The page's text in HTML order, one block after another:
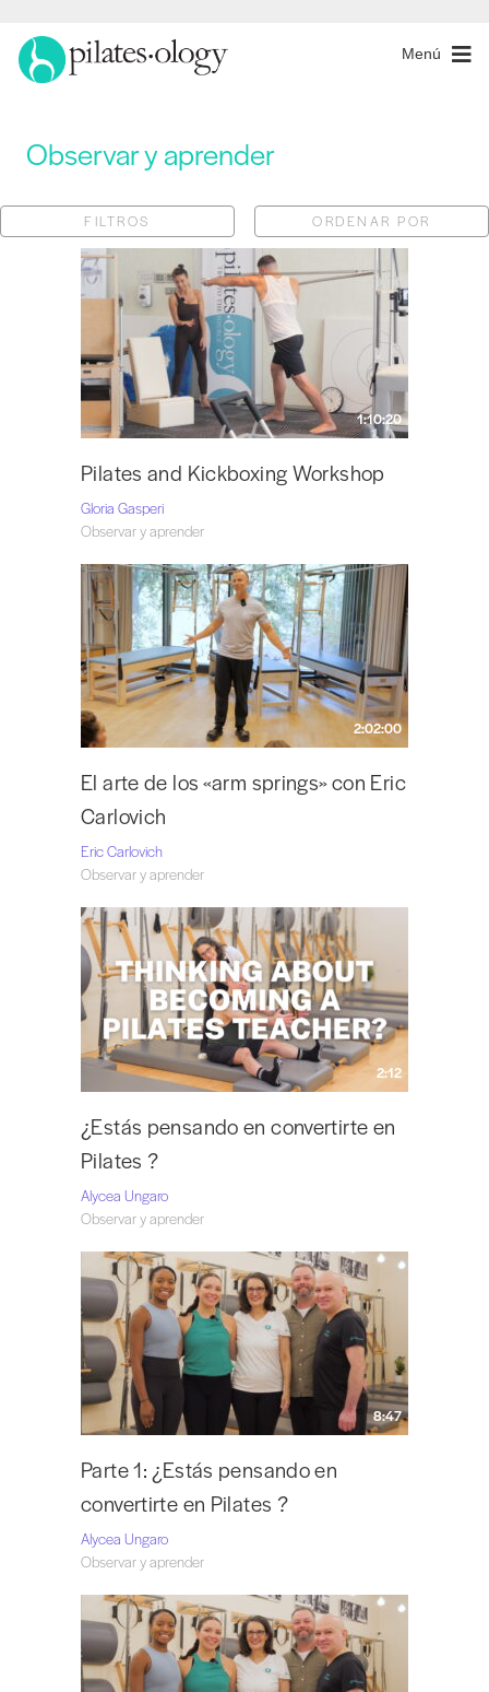
Menú
Observar y aprender
FILTROS ORDENAR POR
1:10:20
Pilates and Kickboxing Workshop
Gloria Gasperi
Observar y aprender
2:02:00
El arte de los «arm springs» con Eric
Carlovich
Eric Carlovich
Observar y aprender
2:12
¿Estás pensando en convertirte en
Pilates ?
Alycea Ungaro
Observar y aprender
8:47
Parte 1: ¿Estás pensando en
convertirte en Pilates ?
Alycea Ungaro
Observar y aprender